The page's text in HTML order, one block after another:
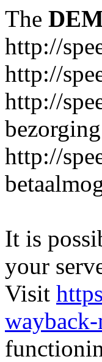
The
http://
http://
http://
http://
It is
your
Visit